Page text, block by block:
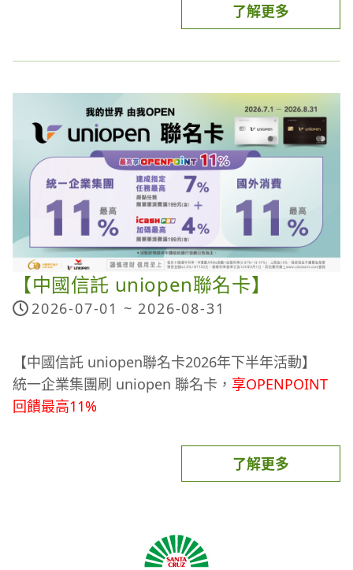
參加本活動即表示同意接受本活動條款並同意愛金卡
與各合作銀行將本活動蒐集之個人資料進行贈點作
打愛金卡公司客服專線0800-233-888 (手機請撥02-
2657-6388)。
OPENPOINT由統一超商發行，紅利點數規則(例如使
用效期/範圍/方式)、累兌紀錄或相關問題，請至
OPENPOINT App查詢或電洽OPENPOINT客服中心
0800-711-177(手機請撥02-2627-1650)或請mail至
service@mail.openpoint.com.tw並留下您的icash
Pay用戶手機號碼、icash Pay帳號、問題等以供查詢
回覆。
街口幣回饋金額採四捨五入法至整數。
幣」內觀看。
100%。（購買法令規定不可促銷之商品，如：菸酒
品等或享有店家「街口行銷活動回饋」時無法使用街
口幣折抵）
當年度所獲得的街口幣，將於隔年度 5/31 到期，到
期即歸 0 失效。（2026/1/1~2026/12/31 所獲得的
街口幣，將於 2027/5/31 到期...以此類推）
辦理退款時，將全額回收此筆街口幣回饋再進行退款
（遇部分退款時，則會按照退款比例回收），倘若剩
餘的現金與街口幣不足時，則會從退款金額中扣除後
再返還剩餘之退款金額。
使用街口券消費時，無法進行部分退款。若將訂單退
款，需等通路確實完成退款（請至 App 內交易紀錄
查看），且於活動期間與折抵名額內再次交易始能重
若成功辦理退款，交易使用「銀行帳戶」付款者，退
款金額將退回至街口帳戶（銀牌會員以上可再提領回
本活動需於活動時間內完成手機付款方可享有（活動
時間以台灣標準時間為主），活動最終回饋金額，以
本活動適用之店櫃需接受icash Pay之設備，並依業
櫃於百貨內之icash Pay交易資訊無法判斷為該商店
類型，則該筆交易不適用本活動。
本活動交易金額不適用自動加值、現金加值及代收代
售項目、通路本身不提供基本回饋之商品，且須為單
筆全額使用指定支付工具支付(扣除OPENPOINT點數
折抵、通路活動折抵金額)。如交易經取消、退貨及
退款，將不予贈點，若於活動贈點發送後退貨(包含
部分退貨)，將會回扣以該筆交易計算之全額活動點
數。
序、作業時間)可能影響本活動點數之計算判斷，如
因此而影響所獲得之點數，不另外進行點數回補。
主，回饋之加碼OPENPOINT計算至小數點後第二位
(依小數點後第三位四捨五入計)。交易金額僅限一般
OPENPOINT點數折抵金額或該通路本身不提供基本
回饋之指定商品(如：嬰幼兒配方食品、奶粉)，且須
活動期間內每週三、週六於聖德科斯使用icash2.0、
5% OPENPOINT回饋。活動期間每月每戶/每卡點數
回饋上限300點，活動總贈點上限160萬點。
【icash Pay綁定uniopen聯名卡滿額加碼回饋
4%】
詳情請見該活動網頁
【uniopen聯名卡最高7%回饋】
icash Pay綁定uniopen聯名卡適用踩點任務最高回
饋7%。活動詳情
請先事先註冊icash Pay帳號並完成icash Pay註冊及
連結指定銀行帳戶流程 【立即下載icash Pay】
流程請參考：
如活動期間內已達活動總回饋上限，將依
了解更多
【中國信託 uniopen聯名卡】
2026-07-01 ~ 2026-08-31
【中國信託 uniopen聯名卡2026年下半年活動】
統一企業集團刷 uniopen 聯名卡， 享OPENPOINT
回饋最高11%
統一企業集團消費加碼2% (上限500點/月)
統一企業集團踩點任務，單筆消費滿199元(含)加碼
了解更多